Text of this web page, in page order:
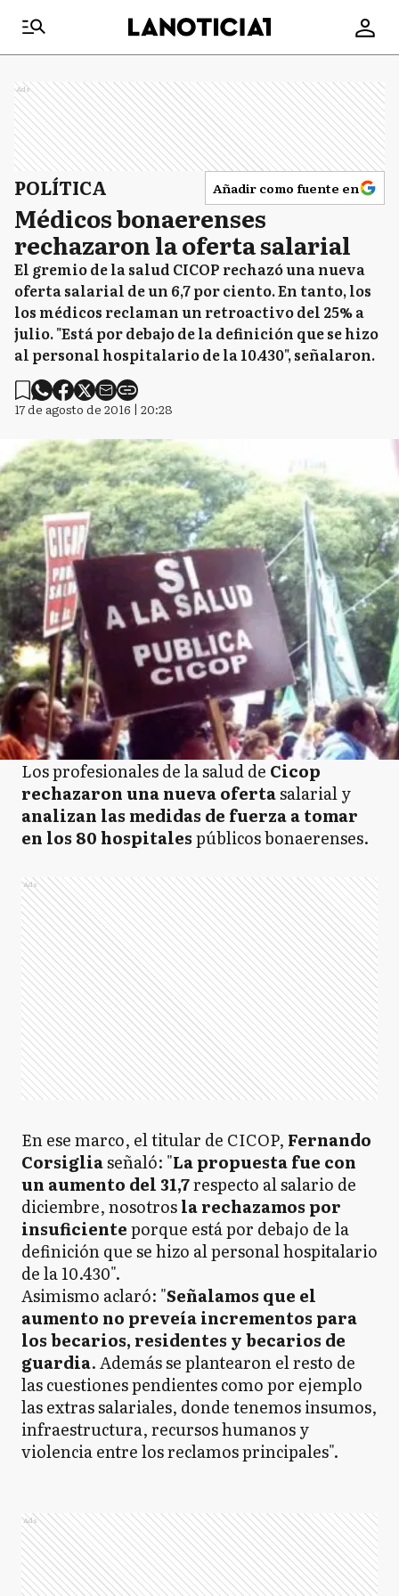
Ads
POLÍTICA Añadir como fuente en
Médicos bonaerenses
rechazaron la oferta salarial
El gremio de la salud CICOP rechazó una nueva
oferta salarial de un 6,7 por ciento. En tanto, los
los médicos reclaman un retroactivo del 25% a
julio. "Está por debajo de la definición que se hizo
al personal hospitalario de la 10.430", señalaron.
17 de agosto de 2016 | 20:28
Los profesionales de la salud de Cicop
rechazaron una nueva ofertasalarial y
analizan las medidas de fuerza a tomar
en los 80 hospitalespúblicos bonaerenses.
Ads
En ese marco, el titular de CICOP, Fernando
Corsigliaseñaló: "La propuesta fue con
un aumento del 31,7respecto al salario de
diciembre, nosotrosla rechazamos por
insuficienteporque está por debajo de la
definición que se hizo al personal hospitalario
de la 10.430".
Asimismo aclaró: "Señalamos que el
aumento no preveía incrementos para
los becarios, residentes y becarios de
guardia. Además se plantearon el resto de
las cuestiones pendientes como por ejemplo
las extras salariales, donde tenemos insumos,
infraestructura, recursos humanos y
violencia entre los reclamos principales".
Ads